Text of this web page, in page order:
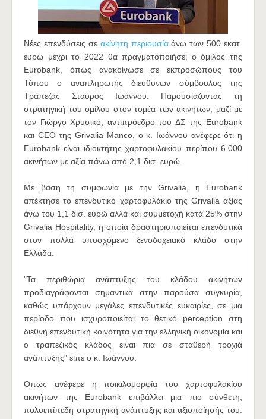
Νέες επενδύσεις σε ακίνητη περιουσίαάνω των 500 εκατ.
ευρώ μέχρι το 2022 θα πραγματοποιήσει ο όμιλος της
Eurobank, όπως ανακοίνωσε σε εκπροσώπους του
Τύπου ο αναπληρωτής διευθύνων σύμβουλος της
Τράπεζας Σταύρος Ιωάννου. Παρουσιάζοντας τη
στρατηγική του ομίλου στον τομέα των ακινήτων, μαζί με
τον Γιώργο Χρυσικό, αντιπρόεδρο του ΔΣ της Eurobank
και CEO της Grivalia Manco, ο κ. Ιωάννου ανέφερε ότι η
Eurobank είναι ιδιοκτήτης χαρτοφυλακίου περίπου 6.000
ακινήτων με αξία πάνω από 2,1 δισ. ευρώ.
Με βάση τη συμφωνία με την Grivalia, η Eurobank
απέκτησε το επενδυτικό χαρτοφυλάκιο της Grivalia αξίας
άνω του 1,1 δισ. ευρώ αλλά και συμμετοχή κατά 25% στην
Grivalia Hospitality, η οποία δραστηριοποιείται επενδυτικά
στον πολλά υποσχόμενο ξενοδοχειακό κλάδο στην
Ελλάδα.
"Τα περιθώρια ανάπτυξης του κλάδου ακινήτων
προδιαγράφονται σημαντικά στην παρούσα συγκυρία,
καθώς υπάρχουν μεγάλες επενδυτικές ευκαιρίες, σε μια
περίοδο που ισχυροποιείται το θετικό perception στη
διεθνή επενδυτική κοινότητα για την ελληνική οικονομία και
ο τραπεζικός κλάδος είναι πια σε σταθερή τροχιά
ανάπτυξης" είπε ο κ. Ιωάννου.
Όπως ανέφερε η ποικιλομορφία του χαρτοφυλακίου
ακινήτων της Eurobank επιβάλλει μια πιο σύνθετη,
πολυεπίπεδη στρατηγική ανάπτυξης και αξιοποίησής του.